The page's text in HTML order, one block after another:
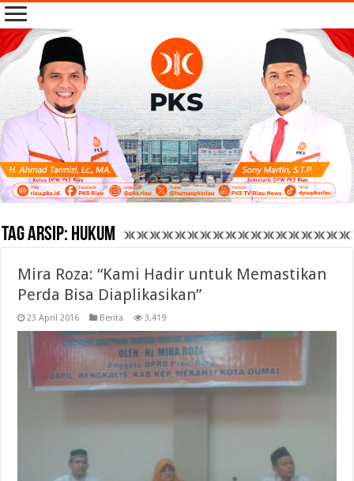
Tag Arsip: hukum
Mira Roza: “Kami Hadir untuk Memastikan
Perda Bisa Diaplikasikan”
23 April 2016 Berita 3,419